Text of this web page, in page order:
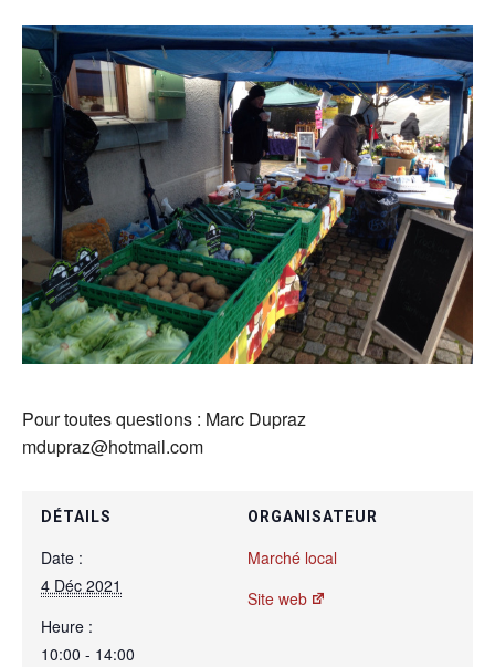
Pour toutes questions : Marc Dupraz
mdupraz@hotmail.com
DÉTAILS
Date :
4 Déc 2021
Heure :
10:00 - 14:00
ORGANISATEUR
Marché local
Site web